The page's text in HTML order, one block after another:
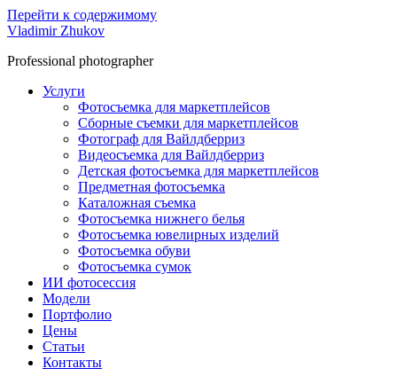
Перейти к содержимому
Vladimir Zhukov
Professional photographer
Услуги
Фотосъемка для маркетплейсов
Сборные съемки для маркетплейсов
Фотограф для Вайлдберриз
Видеосъемка для Вайлдберриз
Детская фотосъемка для маркетплейсов
Предметная фотосъемка
Каталожная съемка
Фотосъемка нижнего белья
Фотосъемка ювелирных изделий
Фотосъемка обуви
Фотосъемка сумок
ИИ фотосессия
Модели
Портфолио
Цены
Статьи
Контакты